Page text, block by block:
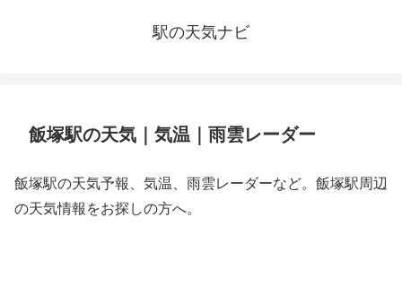
駅の天気ナビ
飯塚駅の天気｜気温｜雨雲レーダー
飯塚駅の天気予報、気温、雨雲レーダーなど。飯塚駅周辺
の天気情報をお探しの方へ。